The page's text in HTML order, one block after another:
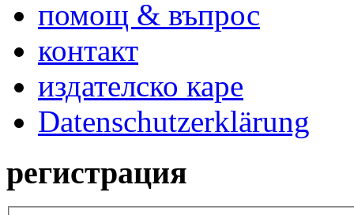
помощ & въпрос
контакт
издателско каре
Datenschutzerklärung
регистрация